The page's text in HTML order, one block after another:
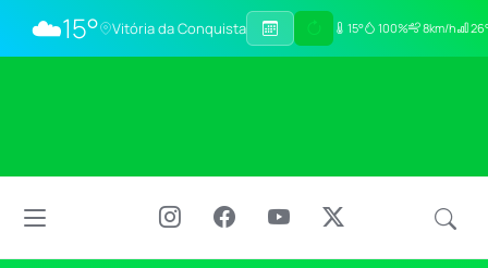
☁️15° Vitória da Conquista 15° 100% 8km/h